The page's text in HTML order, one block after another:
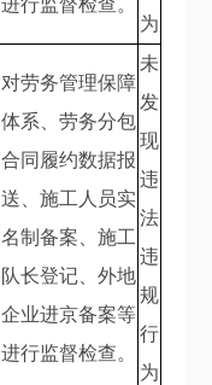
进行监督检查。
为
对劳务管理保障
体系、劳务分包
合同履约数据报
送、施工人员实
名制备案、施工
队长登记、外地
企业进京备案等
进行监督检查。
未
发
现
违
法
违
规
行
为